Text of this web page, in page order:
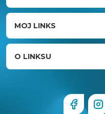
MOJ LINKS
O LINKSU